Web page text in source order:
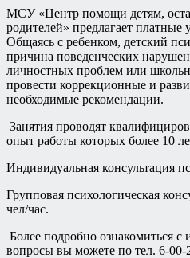
МСУ «Центр помощи детям,
родителей» предлагает платные
Общаясь с ребенком, детский
причина поведенческих
личностных проблем или
провести коррекционные и
необходимые рекомендации.
Занятия проводят
опыт работы которых более 10
Индивидуальная консультация
Групповая психологическая
чел/час.
Более подробно ознакомиться с
вопросы вы можете по тел. 6-00-